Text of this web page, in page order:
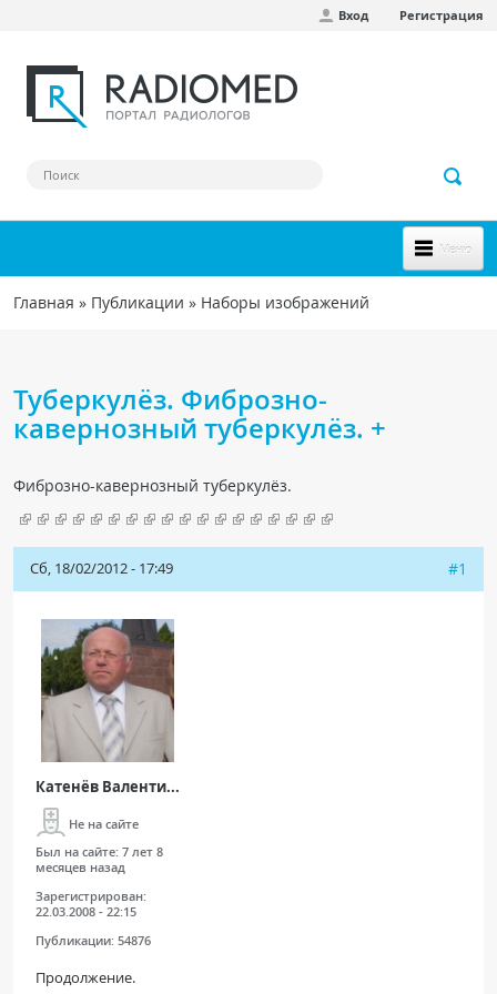
Вход Регистрация
Меню
НОВОЕ НА САЙТЕ
Форум
Чат RADIOMED
ОБРАЗОВАНИЕ
Интерактивные задания
Презентации
Публикации
Видео
Журнал "Лучевая диагностика и терапия"
КНИЖНЫЙ МАГАЗИН
Вы здесь
Главная » Публикации » Наборы изображений
Туберкулёз. Фиброзно-
кавернозный туберкулёз. +
Фиброзно-кавернозный туберкулёз.
Сб, 18/02/2012 - 17:49 #1
Катенёв Валенти...
Не на сайте
Был на сайте: 7 лет 8
месяцев назад
Зарегистрирован:
22.03.2008 - 22:15
Публикации: 54876
Продолжение.